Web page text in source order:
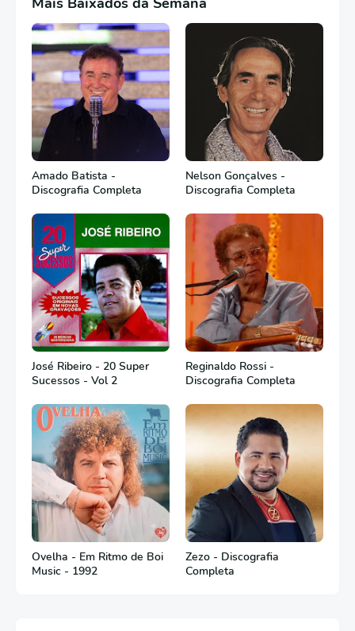
Amado Batista -
Discografia Completa
Nelson Gonçalves -
Discografia Completa
José Ribeiro - 20 Super
Sucessos - Vol 2
Reginaldo Rossi -
Discografia Completa
Ovelha - Em Ritmo de Boi
Music - 1992
Zezo - Discografia
Completa